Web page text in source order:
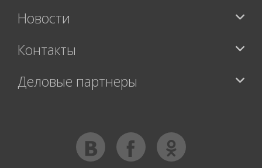
Новости
Контакты
Деловые партнеры